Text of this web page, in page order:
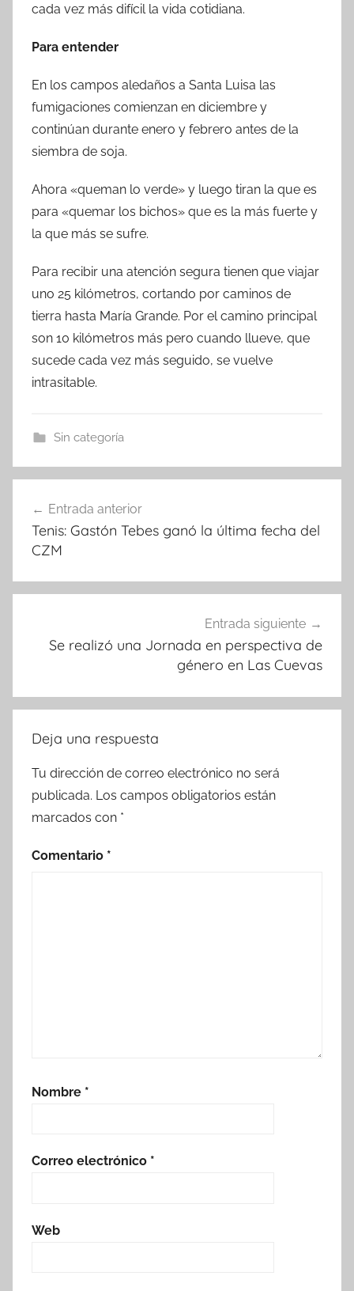
cada vez más difícil la vida cotidiana.
Para entender
En los campos aledaños a Santa Luisa las
fumigaciones comienzan en diciembre y
continúan durante enero y febrero antes de la
siembra de soja.
Ahora «queman lo verde» y luego tiran la que es
para «quemar los bichos» que es la más fuerte y
la que más se sufre.
Para recibir una atención segura tienen que viajar
uno 25 kilómetros, cortando por caminos de
tierra hasta María Grande. Por el camino principal
son 10 kilómetros más pero cuando llueve, que
sucede cada vez más seguido, se vuelve
intrasitable.
Sin categoría
de
entradas
Entrada anterior
Tenis: Gastón Tebes ganó la última fecha del
CZM
Entrada siguiente
Se realizó una Jornada en perspectiva de
género en Las Cuevas
Deja una respuesta
Tu dirección de correo electrónico no será
publicada. Los campos obligatorios están
marcados con *
Comentario *
Nombre *
Correo electrónico *
Web